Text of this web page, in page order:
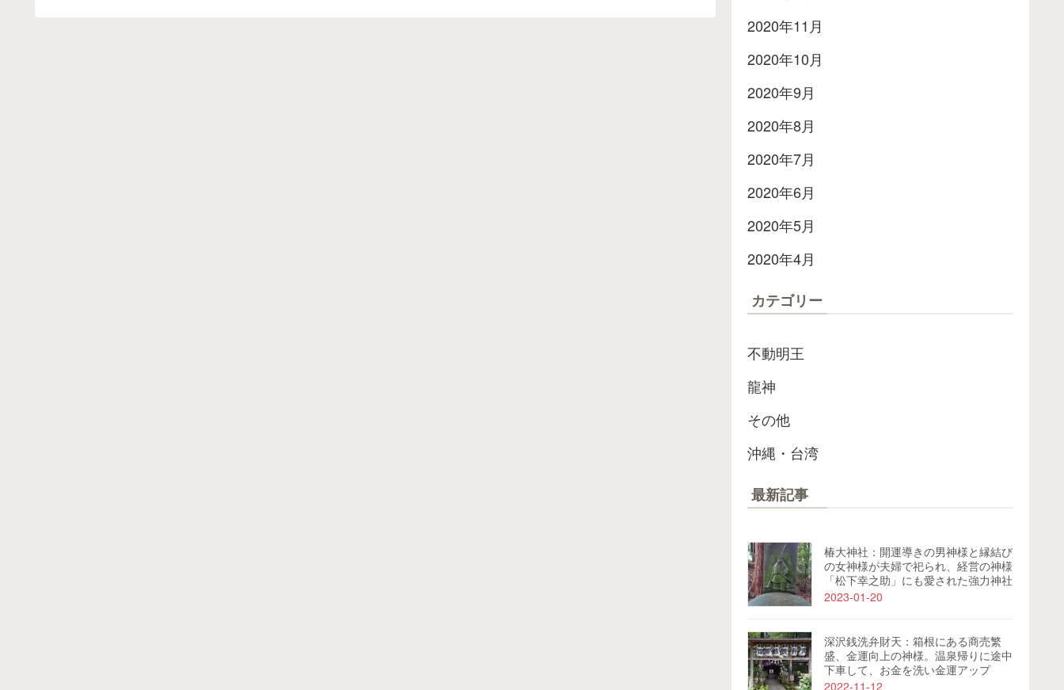
2020年11月
2020年10月
2020年9月
2020年8月
2020年7月
2020年6月
2020年5月
2020年4月
カテゴリー
不動明王
龍神
その他
沖縄・台湾
最新記事
椿大神社：開運導きの男神様と縁結び
の女神様が夫婦で祀られ、経営の神様
「松下幸之助」にも愛された強力神社
2023-01-20
深沢銭洗弁財天：箱根にある商売繁
盛、金運向上の神様。温泉帰りに途中
下車して、お金を洗い金運アップ
2022-11-12